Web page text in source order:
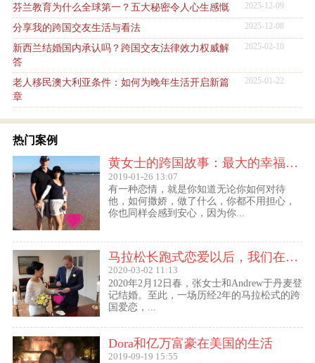
芬兰教育为什么全球第一？五大秘密令人心生感慨 2025-12-09
分享我的跨国交友生活与看法 2025-12-08
新西兰结婚国内承认吗？跨国交友法律效力权威解
答
2025-02-10
老人移民澳大利亚条件：如何为晚年生活开启新篇
章
2025-01-22
热门案例
黄女士的跨国故事：最大的幸福便是有一个白马王子一直默默等着自己
2019-01-26 13:07
有一种恋情，就是你知道无论你如何对待
他，如何撒娇，做了什么，你都不用担心，
你也同样会感到安心，因为你...
马拉松长跑式恋爱以后，我们在丹麦登记结婚了
2020-03-02 11:13
2020年2月12日春，张女士和Andrew于丹麦登
记结婚。至此，一场历经2年的马拉松式的跨
国爱恋，...
Dora和亿万富豪在美国的生活
2019-09-19 15:55